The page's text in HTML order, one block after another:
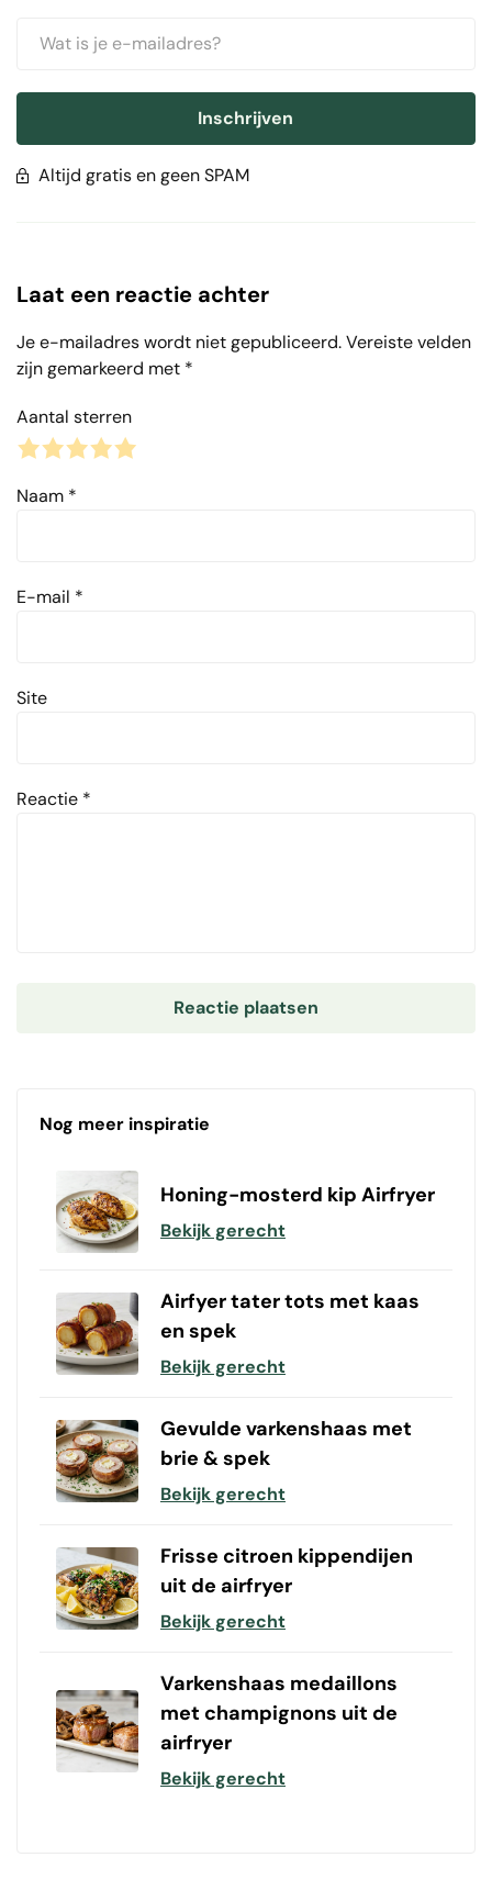
Inschrijven
Altijd gratis en geen SPAM
Laat een reactie achter
Je e-mailadres wordt niet gepubliceerd.Vereiste velden
zijn gemarkeerd met *
Aantal sterren
4
3
2
1
Naam *
E-mail *
Site
Reactie *
Nog meer inspiratie
Honing-mosterd kip Airfryer
Bekijk gerecht
Airfyer tater tots met kaas
en spek
Bekijk gerecht
Gevulde varkenshaas met
brie & spek
Bekijk gerecht
Frisse citroen kippendijen
uit de airfryer
Bekijk gerecht
Varkenshaas medaillons
met champignons uit de
airfryer
Bekijk gerecht